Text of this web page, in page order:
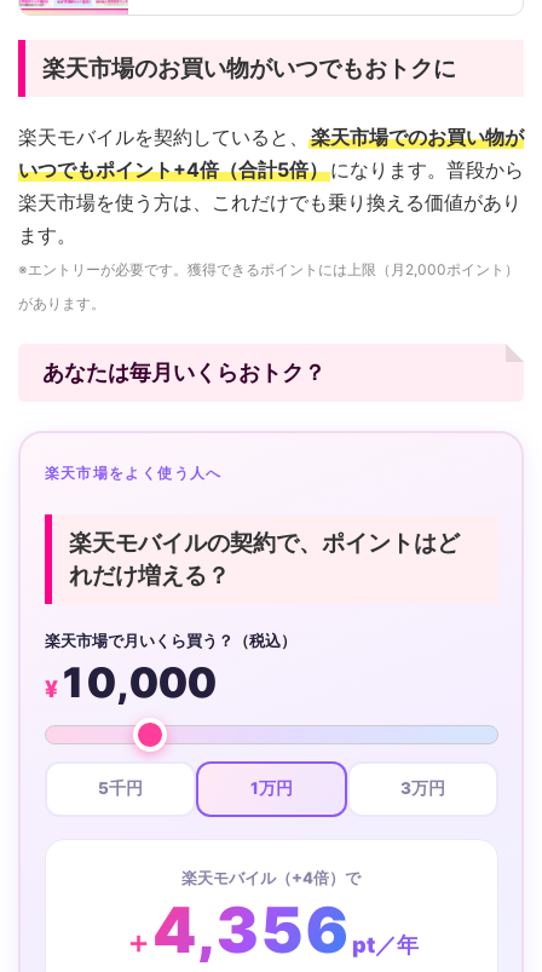
楽天市場のお買い物がいつでもおトクに
楽天モバイルを契約していると、 楽天市場でのお買い物が
いつでもポイント+4倍（合計5倍）になります。普段から
楽天市場を使う方は、これだけでも乗り換える価値があり
ます。
※エントリーが必要です。獲得できるポイントには上限（月2,000ポイント）
があります。
あなたは毎月いくらおトク？
楽天市場をよく使う人へ
楽天モバイルの契約で、ポイントはど
れだけ増える？
楽天市場で月いくら買う？（税込）
¥10,000
5千円 1万円 3万円
楽天モバイル（+4倍）で
＋ 4,356 pt／年